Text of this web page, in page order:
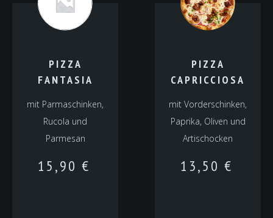
PIZZA
FANTASIA
mit Parmaschinken,
Rucola und
Parmesan
15,90 €
PIZZA
CAPRICCIOSA
mit Vorderschinken,
Paprika, Oliven und
Artischocken
13,50 €